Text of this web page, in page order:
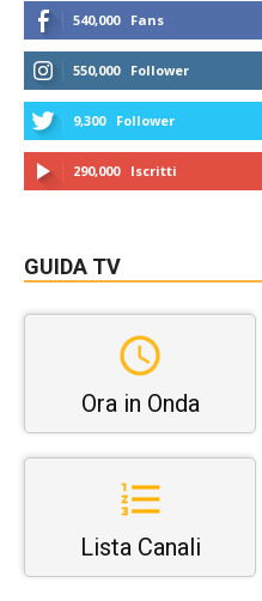
540,000 Fans
550,000 Follower
9,300 Follower
290,000 Iscritti
GUIDA TV
Ora in Onda
Lista Canali